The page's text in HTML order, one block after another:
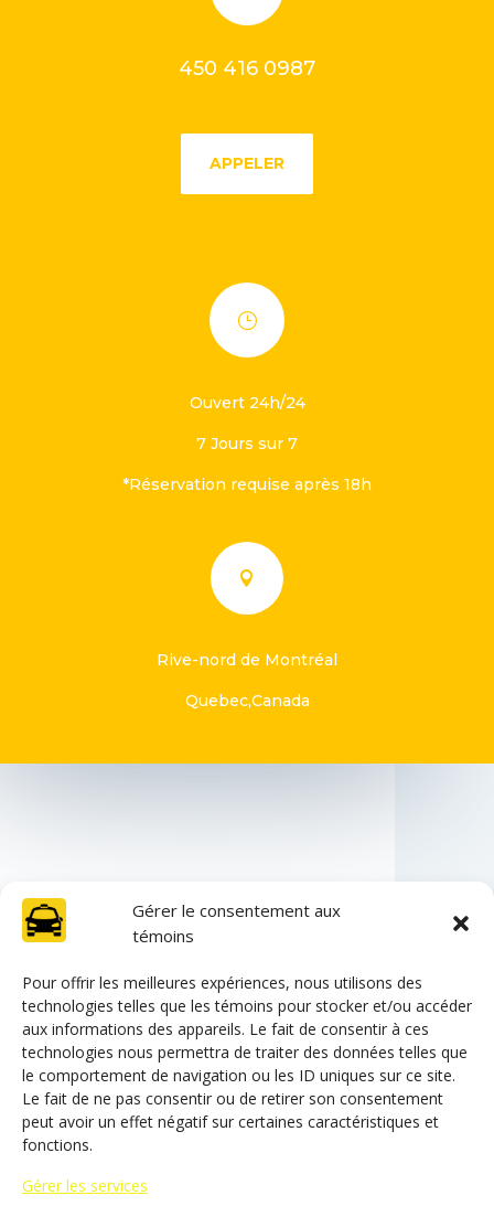
Gérer le consentement aux
témoins
Pour offrir les meilleures expériences, nous utilisons des
technologies telles que les témoins pour stocker et/ou accéder
aux informations des appareils. Le fait de consentir à ces
technologies nous permettra de traiter des données telles que
le comportement de navigation ou les ID uniques sur ce site.
Le fait de ne pas consentir ou de retirer son consentement
peut avoir un effet négatif sur certaines caractéristiques et
fonctions.
Gérer les services
450 416 0987
APPELER
}
Ouvert 24h/24
7 Jours sur 7
*Réservation requise après 18h

Rive-nord de Montréal
Quebec,Canada
RÉSERVER DÈS
MAINTENANT !